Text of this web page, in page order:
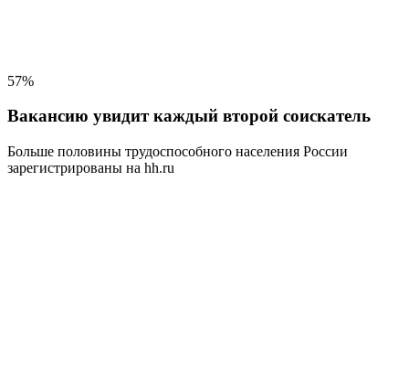
57%
Вакансию увидит каждый второй соискатель
Больше половины трудоспособного населения России
зарегистрированы на hh.ru